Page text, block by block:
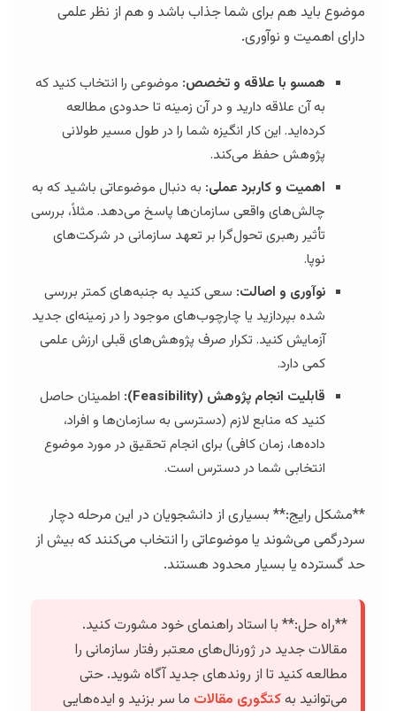
موضوع باید هم برای شما جذاب باشد و هم از نظر علمی
دارای اهمیت و نوآوری.
همسو با علاقه و تخصص: موضوعی را انتخاب کنید که
به آن علاقه دارید و در آن زمینه تا حدودی مطالعه
کرده‌اید. این کار انگیزه شما را در طول مسیر طولانی
پژوهش حفظ می‌کند.
اهمیت و کاربرد عملی: به دنبال موضوعاتی باشید که به
چالش‌های واقعی سازمان‌ها پاسخ می‌دهد. مثلاً، بررسی
تأثیر رهبری تحول‌گرا بر تعهد سازمانی در شرکت‌های
نوپا.
نوآوری و اصالت: سعی کنید به جنبه‌های کمتر بررسی
شده بپردازید یا چارچوب‌های موجود را در زمینه‌ای جدید
آزمایش کنید. تکرار صرف پژوهش‌های قبلی ارزش علمی
کمی دارد.
قابلیت انجام پژوهش (Feasibility):
اطمینان حاصل
کنید که منابع لازم (دسترسی به سازمان‌ها و افراد،
داده‌ها، زمان کافی) برای انجام تحقیق در مورد موضوع
انتخابی شما در دسترس است.
**مشکل رایج:** بسیاری از دانشجویان در این مرحله دچار
سردرگمی می‌شوند یا موضوعاتی را انتخاب می‌کنند که بیش از
حد گسترده یا بسیار محدود هستند.
**راه حل:** با استاد راهنمای خود مشورت کنید.
مقالات جدید در ژورنال‌های معتبر رفتار سازمانی را
مطالعه کنید تا از روندهای جدید آگاه شوید. حتی
می‌توانید بهکتگوری مقالات ما سر بزنید و ایده‌هایی